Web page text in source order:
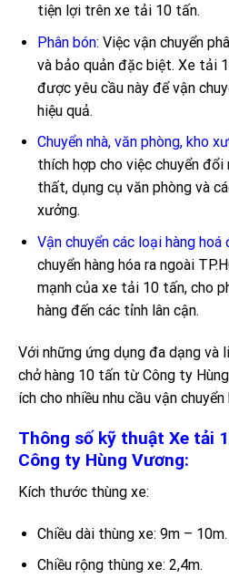
tiện lợi trên xe tải 10 tấn.
Phân bón: Việc vận chuyển
và bảo quản đặc biệt. Xe tải
được yêu cầu này để vận
hiệu quả.
Chuyển nhà, văn phòng, kho
thích hợp cho việc chuyển đổi
thất, dụng cụ văn phòng và
xưởng.
Vận chuyển các loại hàng hoá
chuyển hàng hóa ra ngoài
mạnh của xe tải 10 tấn, cho
hàng đến các tỉnh lân cận.
Với những ứng dụng đa dạng và
chở hàng 10 tấn từ Công ty
ích cho nhiều nhu cầu vận chuyển
Thông số kỹ thuật Xe tải
Công ty Hùng Vương:
Kích thước thùng xe:
Chiều dài thùng xe: 9m – 10m.
Chiều rộng thùng xe: 2,4m.